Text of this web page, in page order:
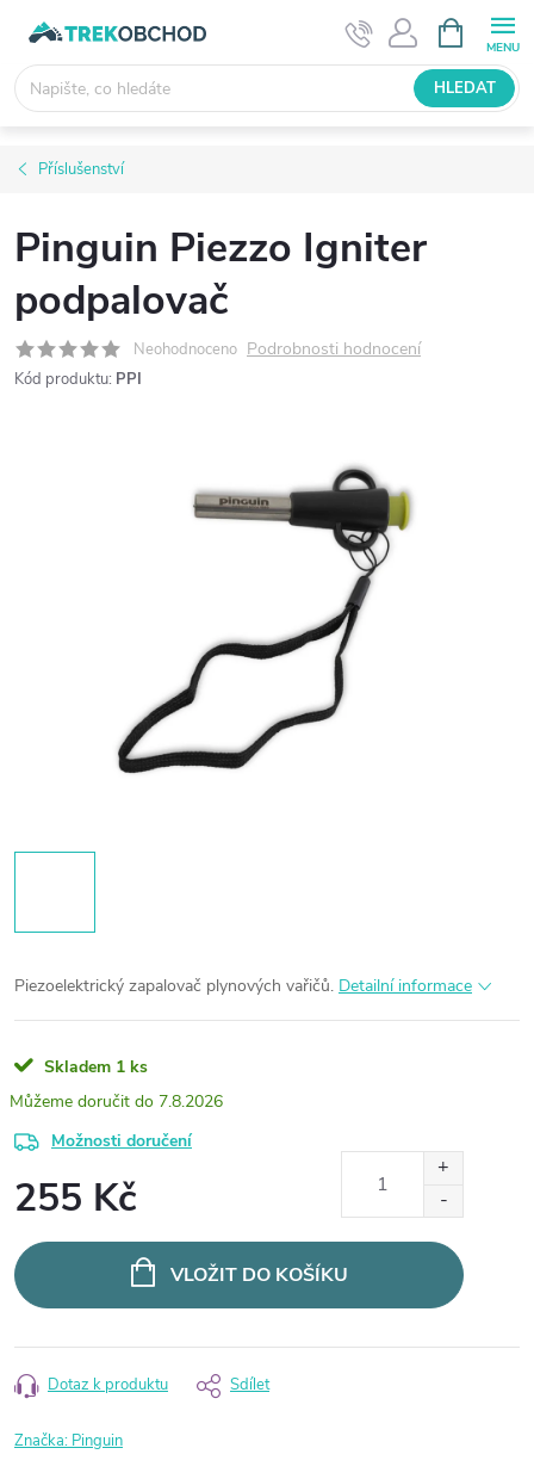
obsah
NÁKUPNÍ
KOŠÍK
HLEDAT
Příslušenství
Pinguin Piezzo Igniter
podpalovač
Neohodnoceno Podrobnosti hodnocení
Kód produktu: PPI
Piezoelektrický zapalovač plynových vařičů. Detailní informace
Skladem 1 ks
7.8.2026
Možnosti doručení
255 Kč
cena:
VLOŽIT DO KOŠÍKU
Dotaz k produktu Sdílet
Značka: Pinguin